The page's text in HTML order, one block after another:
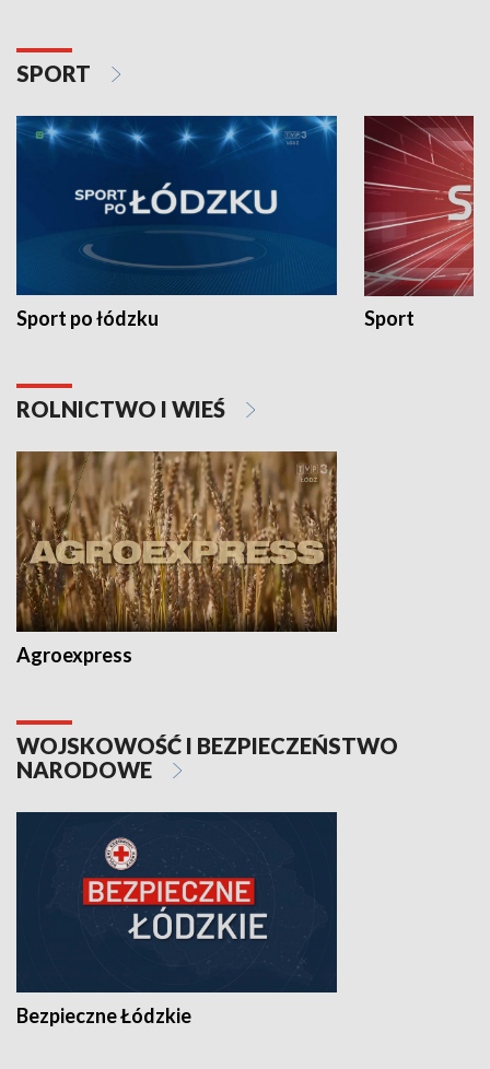
SPORT
Sport po łódzku Sport
ROLNICTWO I WIEŚ
Agroexpress
WOJSKOWOŚĆ I BEZPIECZEŃSTWO
NARODOWE
Bezpieczne Łódzkie